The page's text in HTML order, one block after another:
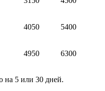
4050 5400
4950 6300
на 5 или 30 дней.